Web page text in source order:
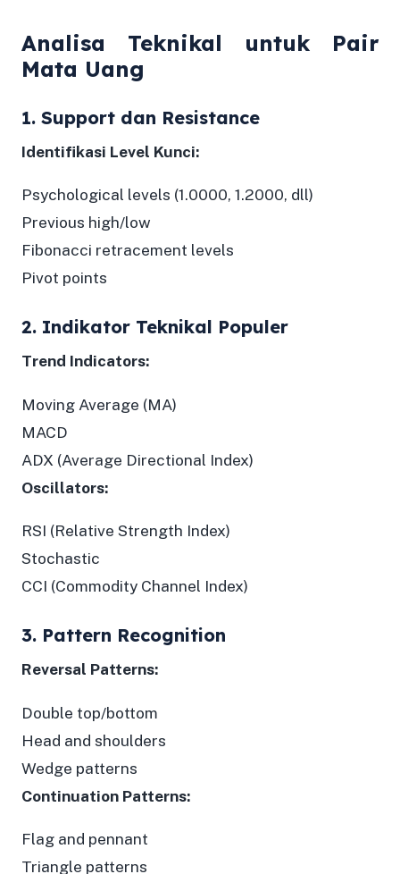
Analisa Teknikal untuk Pair
Mata Uang
1. Support dan Resistance
Identifikasi Level Kunci:
Psychological levels (1.0000, 1.2000, dll)
Previous high/low
Fibonacci retracement levels
Pivot points
2. Indikator Teknikal Populer
Trend Indicators:
Moving Average (MA)
MACD
ADX (Average Directional Index)
Oscillators:
RSI (Relative Strength Index)
Stochastic
CCI (Commodity Channel Index)
3. Pattern Recognition
Reversal Patterns:
Double top/bottom
Head and shoulders
Wedge patterns
Continuation Patterns:
Flag and pennant
Triangle patterns